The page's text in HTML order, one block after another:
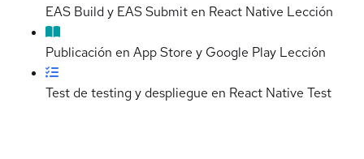
EAS Build y EAS Submit en React Native Lección
Publicación en App Store y Google Play Lección
Test de testing y despliegue en React Native Test